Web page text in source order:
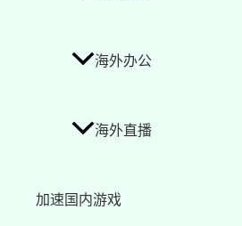
海外办公
海外直播
加速国内游戏